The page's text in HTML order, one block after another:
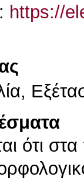
https://
ότι